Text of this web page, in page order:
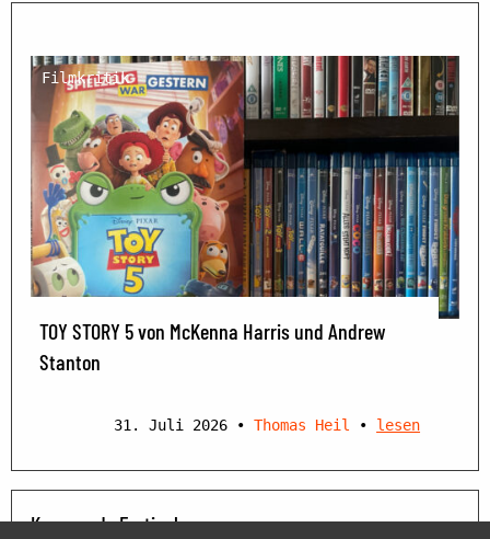
Filmkritik
TOY STORY 5 von McKenna Harris und Andrew
Stanton
31. Juli 2026 • Thomas Heil • lesen
Kommende Festivals